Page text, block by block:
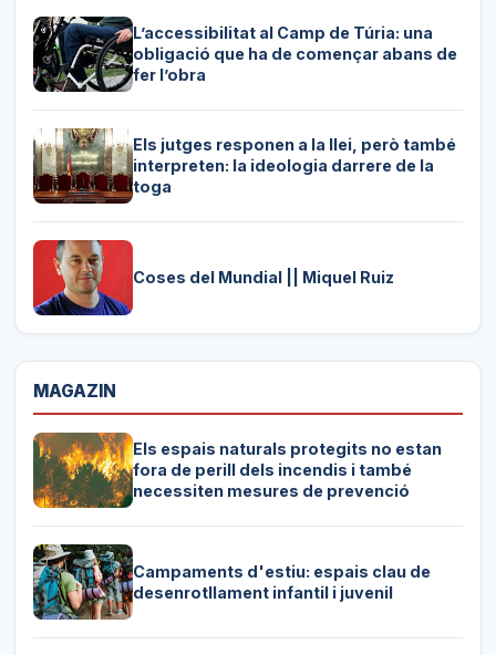
L’accessibilitat al Camp de Túria: una
obligació que ha de començar abans de
fer l’obra
Els jutges responen a la llei, però també
interpreten: la ideologia darrere de la
toga
Coses del Mundial || Miquel Ruiz
MAGAZIN
Els espais naturals protegits no estan
fora de perill dels incendis i també
necessiten mesures de prevenció
Campaments d'estiu: espais clau de
desenrotllament infantil i juvenil